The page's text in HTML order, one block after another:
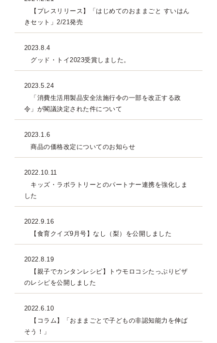
【プレスリリース】「はじめてのおままごと すいはん
きセット」2/21発売
2023.8.4
グッド・トイ2023受賞しました。
2023.5.24
「消費生活用製品安全法施行令の一部を改正する政
令」が閣議決定された件について
2023.1.6
商品の価格改定についてのお知らせ
2022.10.11
キッズ・ラボラトリーとのパートナー連携を強化しま
した
2022.9.16
【食育クイズ9月号】なし（梨）を公開しました
2022.8.19
【親子でカンタンレシピ】トウモロコシたっぷりピザ
のレシピを公開しました
2022.6.10
【コラム】「おままごとで子どもの非認知能力を伸ば
そう！」